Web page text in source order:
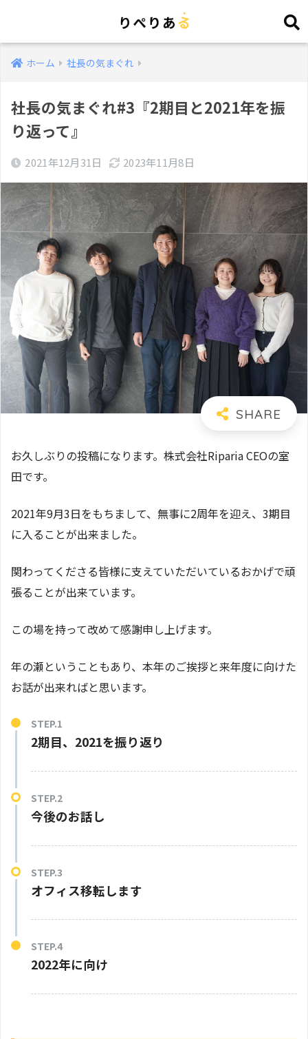
ホーム 社長の気まぐれ
社長の気まぐれ#3『2期目と2021年を振
り返って』
2021年12月31日 2023年11月8日
お久しぶりの投稿になります。株式会社Riparia CEOの室
田です。
2021年9月3日をもちまして、無事に2周年を迎え、3期目
に入ることが出来ました。
関わってくださる皆様に支えていただいているおかげで頑
張ることが出来ています。
この場を持って改めて感謝申し上げます。
年の瀬ということもあり、本年のご挨拶と来年度に向けた
お話が出来ればと思います。
2期目、2021を振り返り
今後のお話し
オフィス移転します
2022年に向け